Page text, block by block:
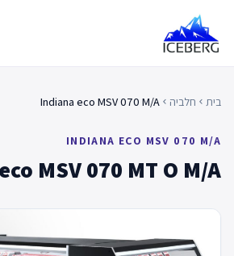
content
בית chevron_left חלביה chevron_left
Indiana eco MSV 070 M/A
INDIANA ECO MSV 070 M/A
MSV 070 MT O M/A